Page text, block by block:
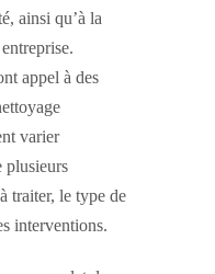
ainsi qu’à la
appel à des
varier
plusieurs
traiter, le type de
interventions.